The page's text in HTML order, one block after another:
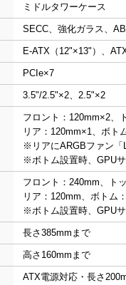
ミドルタワーケース
SECC、強化ガラス、
E-ATX（12"×13"）、
PCIe×7
3.5"/2.5"×2、2.5"×2
フロント：120mm×2、
リア：120mm×1、ボト
※リアにARGBファン「
※ボトム設置時、GPU
フロント：240mm、ト
リア：120mm、ボトム
※ボトム設置時、GPU
長さ385mmまで
高さ160mmまで
ATX電源対応・長さ